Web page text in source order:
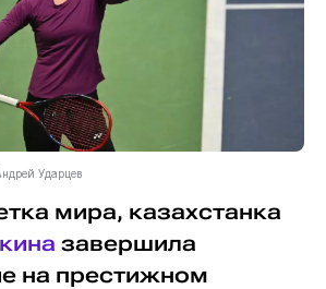
Ударцев
мира, казахстанка
завершила
на престижном